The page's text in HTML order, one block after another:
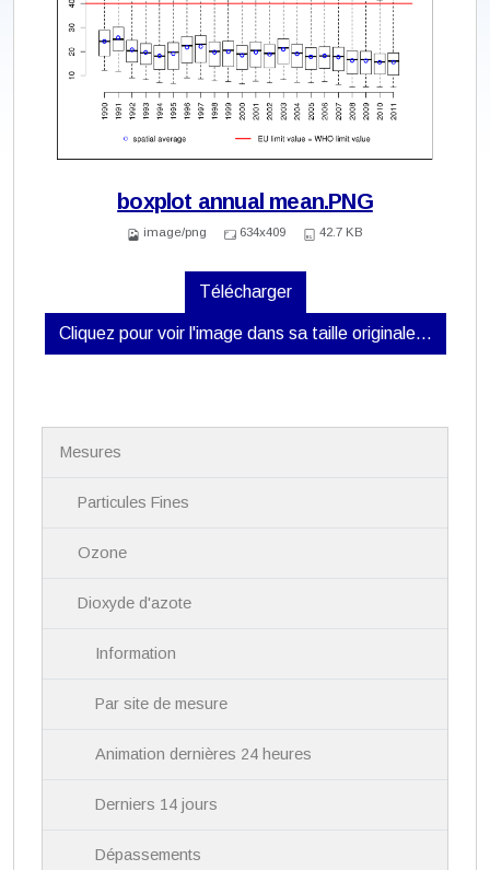
boxplot annual mean.PNG
image/png 634x409 42.7 KB
Télécharger
Cliquez pour voir l'image dans sa taille originale…
Mesures
Particules Fines
Ozone
Dioxyde d'azote
Information
Par site de mesure
Animation dernières 24 heures
Derniers 14 jours
Dépassements